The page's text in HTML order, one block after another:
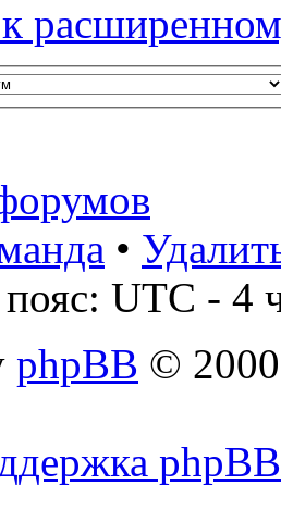
•
UTC - 4
phpBB ©
phpBB